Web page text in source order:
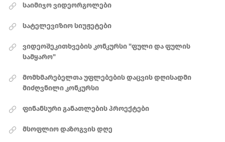
საიმიჯო ვიდეორგოლები
სატელევიზიო სიუჟეტები
ვიდეოშეკითხვების კონკურსი "ფული და ფულის
სამყარო"
მომხმარებელთა უფლებების დაცვის დღისადმი
მიძღვნილი კონკურსი
ფინანსური განათლების პროექტები
მსოფლიო დაზოგვის დღე